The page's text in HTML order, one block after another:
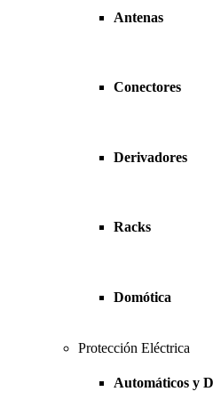
Antenas
Conectores
Derivadores
Racks
Domótica
Protección Eléctrica
Automáticos y